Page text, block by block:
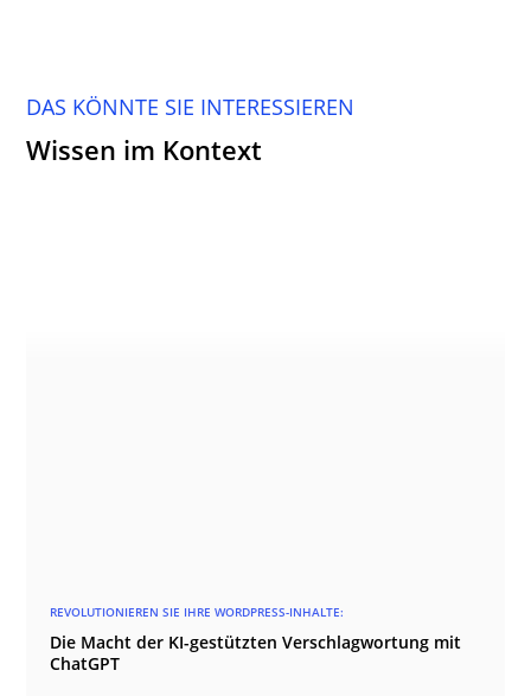
DAS KÖNNTE SIE INTERESSIEREN
Wissen im Kontext
REVOLUTIONIEREN SIE IHRE WORDPRESS-INHALTE:
Die Macht der KI-gestützten Verschlagwortung mit
ChatGPT